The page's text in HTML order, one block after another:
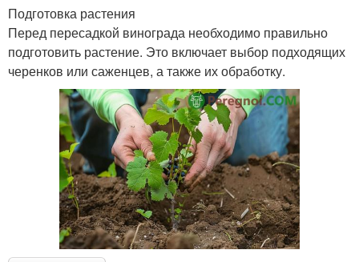
Подготовка растения
Перед пересадкой винограда необходимо правильно
подготовить растение. Это включает выбор подходящих
черенков или саженцев, а также их обработку.